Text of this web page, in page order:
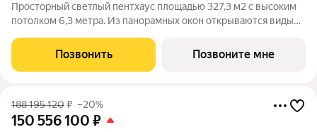
Просторный светлый пентхаус площадью 327,3 м2 с высоким
потолком 6,3 метра. Из панорамных окон открываются виды
установить дровяной камин и на собственной террасе
воплотить любую задумку: устроить зону
Позвонить Позвоните мне
188 195 120₽ –20%
150 556 100 ₽